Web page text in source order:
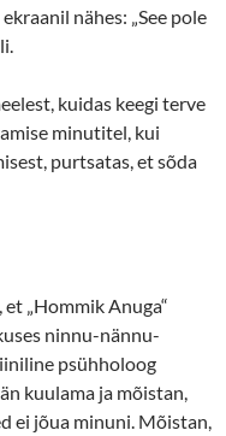
nähes: „See pole
kuidas keegi terve
minutitel, kui
purtsatas, et sõda
„Hommik Anuga“
ninnu-nännu-
psühholoog
kuulama ja mõistan,
ei jõua minuni. Mõistan,